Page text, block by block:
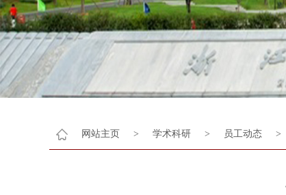
网站主页 > 学术科研 > 员工动态 >